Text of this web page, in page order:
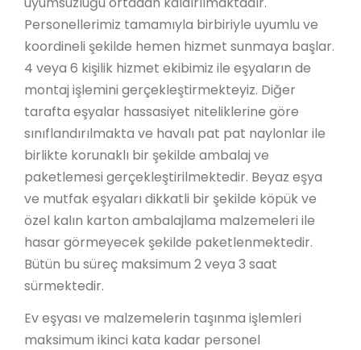
Personellerimiz tamamıyla birbiriyle uyumlu ve
koordineli şekilde hemen hizmet sunmaya başlar.
4 veya 6 kişilik hizmet ekibimiz ile eşyaların de
montaj işlemini gerçekleştirmekteyiz. Diğer
tarafta eşyalar hassasiyet niteliklerine göre
sınıflandırılmakta ve havalı pat pat naylonlar ile
birlikte korunaklı bir şekilde ambalaj ve
paketlemesi gerçekleştirilmektedir. Beyaz eşya
ve mutfak eşyaları dikkatli bir şekilde köpük ve
özel kalın karton ambalajlama malzemeleri ile
hasar görmeyecek şekilde paketlenmektedir.
Bütün bu süreç maksimum 2 veya 3 saat
sürmektedir.
Ev eşyası ve malzemelerin taşınma işlemleri
maksimum ikinci kata kadar personel